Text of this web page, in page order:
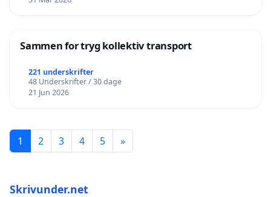
Sammen for tryg kollektiv transport
221 underskrifter
48 Underskrifter / 30 dage
21 Jun 2026
1 2 3 4 5 »
Skrivunder.net